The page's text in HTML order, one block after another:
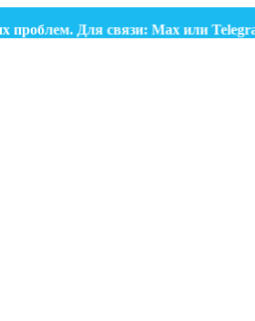
Для связи:MaxилиTelegram.